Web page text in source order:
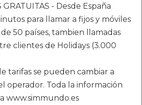
GRATUITAS - Desde España
para llamar a fijos y móviles
50 países, tambien llamadas
clientes de Holidays (3.000
tarifas se pueden cambiar a
operador. Toda la información
www.simmundo.es